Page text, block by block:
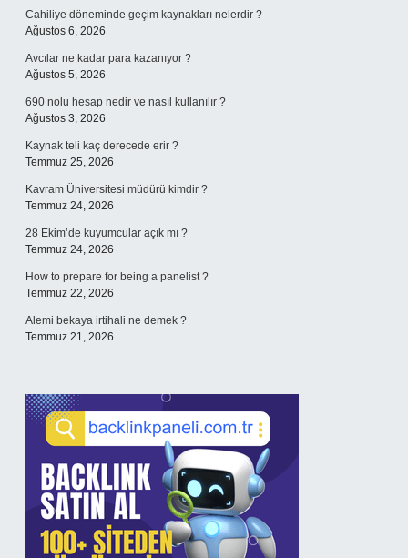
Cahiliye döneminde geçim kaynakları nelerdir ?
Ağustos 6, 2026
Avcılar ne kadar para kazanıyor ?
Ağustos 5, 2026
690 nolu hesap nedir ve nasıl kullanılır ?
Ağustos 3, 2026
Kaynak teli kaç derecede erir ?
Temmuz 25, 2026
Kavram Üniversitesi müdürü kimdir ?
Temmuz 24, 2026
28 Ekim’de kuyumcular açık mı ?
Temmuz 24, 2026
How to prepare for being a panelist ?
Temmuz 22, 2026
Alemi bekaya irtihali ne demek ?
Temmuz 21, 2026